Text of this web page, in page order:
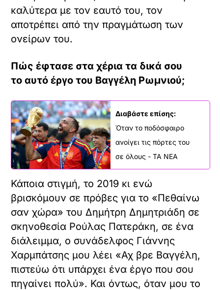
καλύτερα με τον εαυτό του, τον
αποτρέπει από την πραγμάτωση των
ονείρων του.
Πώς έφτασε στα χέρια τα δικά σου
τοαυτόέργο του Βαγγέλη Ρωμνιού;
Διαβάστε επίσης:
Όταν το ποδόσφαιρο
ανοίγει τις πόρτες του
σε όλους - ΤΑ ΝΕΑ
Κάποια στιγμή, το 2019 κι ενώ
βρισκόμουν σε πρόβες για το «Πεθαίνω
σαν χώρα» του Δημήτρη Δημητριάδη σε
σκηνοθεσία Ρούλας Πατεράκη, σε ένα
διάλειμμα, ο συνάδελφος Γιάννης
Χαρμπάτσης μου λέει «Αχ βρε Βαγγέλη,
πιστεύω ότι υπάρχει ένα έργο που σου
πηγαίνει πολύ». Και όντως, όταν μου το